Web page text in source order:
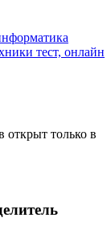
тест, онлайн
открыт только в